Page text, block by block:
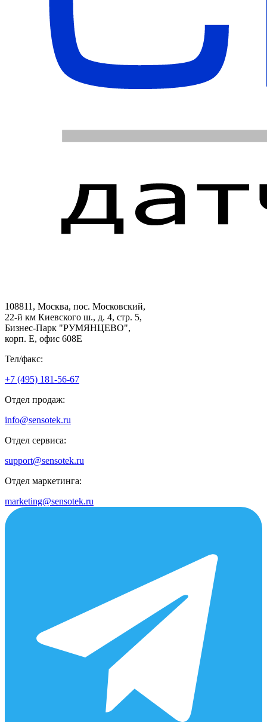
108811, Москва, пос. Московский,
22-й км Киевского ш., д. 4, стр. 5,
Бизнес-Парк "РУМЯНЦЕВО",
корп. Е, офис 608E
Тел/факс:
+7 (495) 181-56-67
Отдел продаж:
info@sensotek.ru
Отдел сервиса:
support@sensotek.ru
Отдел маркетинга:
marketing@sensotek.ru